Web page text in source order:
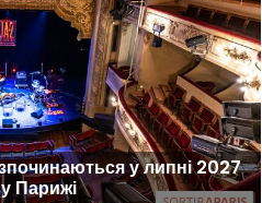
у липні 2027
Парижі